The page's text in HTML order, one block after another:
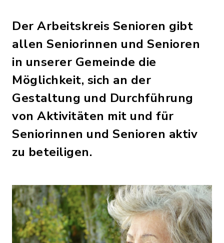
Der Arbeitskreis Senioren gibt
allen Seniorinnen und Senioren
in unserer Gemeinde die
Möglichkeit, sich an der
Gestaltung und Durchführung
von Aktivitäten mit und für
Seniorinnen und Senioren aktiv
zu beteiligen.